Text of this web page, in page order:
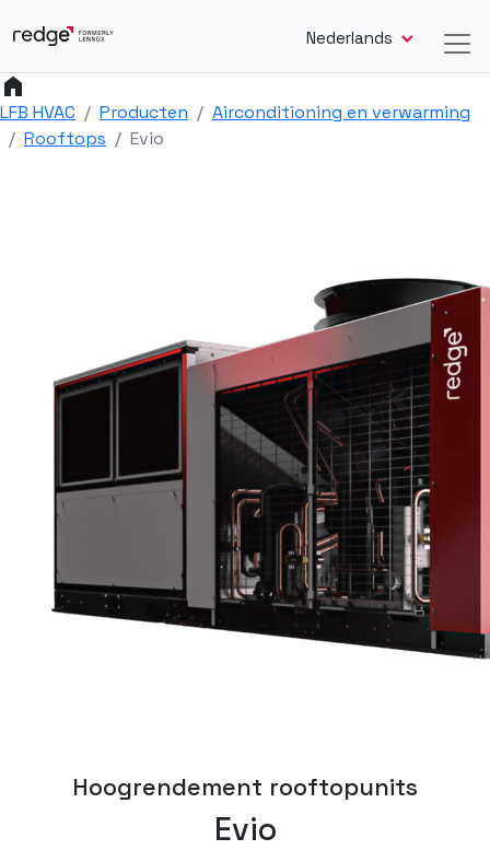
Nederlands
home
LFB HVAC Producten
Airconditioning en verwarming
Rooftops
Evio
Hoogrendement rooftopunits
Evio